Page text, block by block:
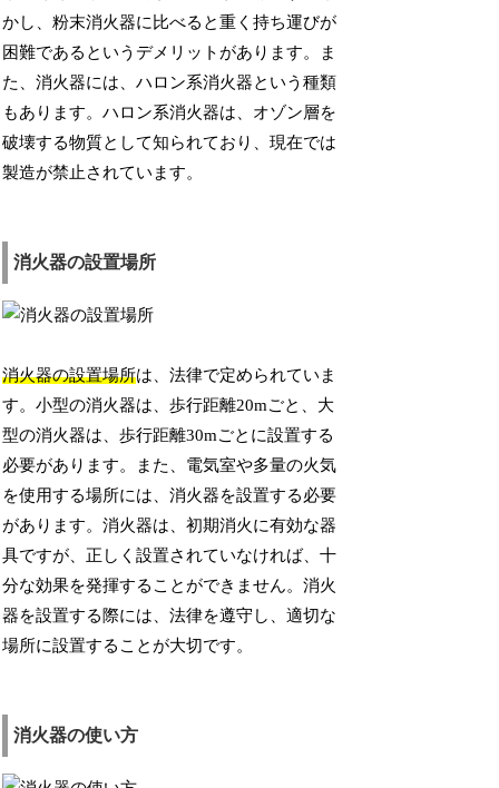
かし、粉末消火器に比べると重く持ち運びが
困難であるというデメリットがあります。ま
た、消火器には、ハロン系消火器という種類
もあります。ハロン系消火器は、オゾン層を
破壊する物質として知られており、現在では
製造が禁止されています。
消火器の設置場所
消火器の設置場所は、法律で定められていま
す。小型の消火器は、歩行距離20mごと、大
型の消火器は、歩行距離30mごとに設置する
必要があります。また、電気室や多量の火気
を使用する場所には、消火器を設置する必要
があります。消火器は、初期消火に有効な器
具ですが、正しく設置されていなければ、十
分な効果を発揮することができません。消火
器を設置する際には、法律を遵守し、適切な
場所に設置することが大切です。
消火器の使い方